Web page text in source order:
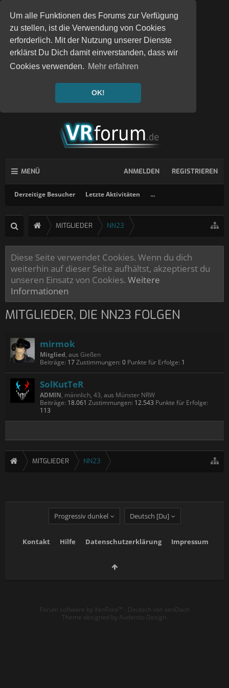
Um alle Funktionen des Forums zur Verfügung
zu stellen, ist die Verwendung von Cookies
erforderlich. Mit der Nutzung unserer Dienste
erklärst Du Dich damit einverstanden, dass wir
Cookies verwenden. Mehr erfahren
OK!
MENÜ
Derzeitige Besucher Letzte Aktivitäten ...
ANMELDEN REGISTRIEREN
MITGLIEDER NN23
Diese Seite verwendet Cookies. Wenn du dich
weiterhin auf dieser Seite aufhältst, akzeptierst du
unseren Einsatz von Cookies. Weitere
Informationen
MITGLIEDER, DIE NN23 FOLGEN
mirmok
Mitglied, aus Gießen
Beiträge: 17Zustimmungen: 0 Punkte für Erfolge: 1
SolKutTeR
ADMIN, männlich, 43, aus Münster NRW
Beiträge: 18.061 Zustimmungen: 12.543 Punkte für Erfolge:
113
MITGLIEDER NN23
Progressiv dunkel Deutsch [Du]
Kontakt Hilfe Datenschutzerklärung Impressum
Forum software by XenForo™ - Deutsch von xenDach
Theme designed by Audentio Design.